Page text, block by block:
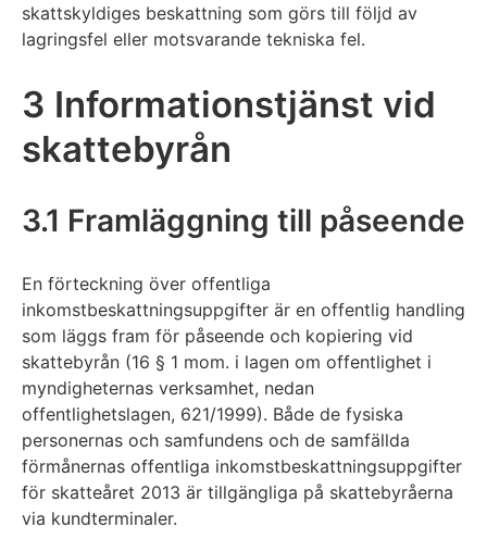
skattskyldiges beskattning som görs till följd av
lagringsfel eller motsvarande tekniska fel.
3 Informationstjänst vid
skattebyrån
3.1 Framläggning till påseende
En förteckning över offentliga
inkomstbeskattningsuppgifter är en offentlig handling
som läggs fram för påseende och kopiering vid
skattebyrån (16 § 1 mom. i lagen om offentlighet i
myndigheternas verksamhet, nedan
offentlighetslagen, 621/1999). Både de fysiska
personernas och samfundens och de samfällda
förmånernas offentliga inkomstbeskattningsuppgifter
för skatteåret 2013 är tillgängliga på skattebyråerna
via kundterminaler.